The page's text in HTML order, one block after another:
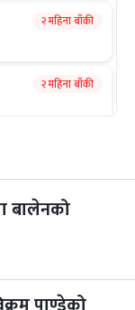
२ महिना बाँकी
२ महिना बाँकी
२ महिना बाँकी
बालेनको